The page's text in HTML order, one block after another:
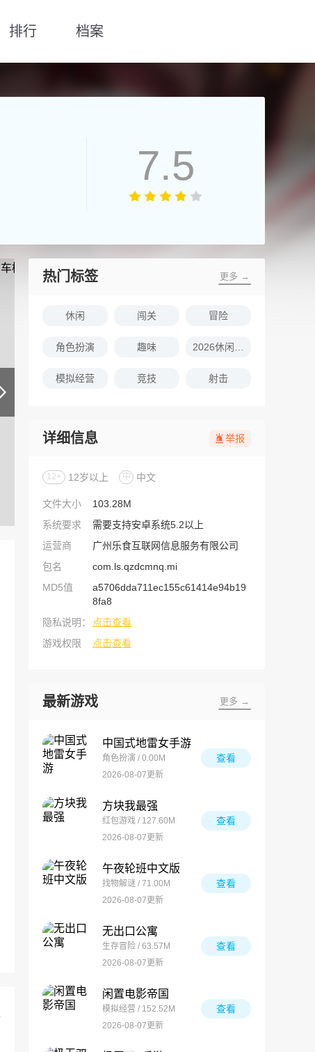
排行 档案
7.5
热门标签 更多 →
休闲 闯关 冒险
角色扮演 趣味
模拟经营 竞技 射击
详细信息 举报
12+ 12岁以上 中 中文
文件大小
103.28M
系统要求
需要支持安卓系统5.2以上
运营商
广州乐食互联网信息服务有限公司
包名
com.ls.qzdcmnq.mi
MD5值
a5706dda711ec155c61414e94b19
8fa8
隐私说明：
点击查看
游戏权限
点击查看
最新游戏 更多 →
中国式地雷女手游
角色扮演 / 0.00M
2026-08-07更新
查看
方块我最强
红包游戏 / 127.60M
2026-08-07更新
查看
午夜轮班中文版
找物解谜 / 71.00M
2026-08-07更新
查看
无出口公寓
生存冒险 / 63.57M
2026-08-07更新
查看
闲置电影帝国
模拟经营 / 152.52M
2026-08-07更新
查看